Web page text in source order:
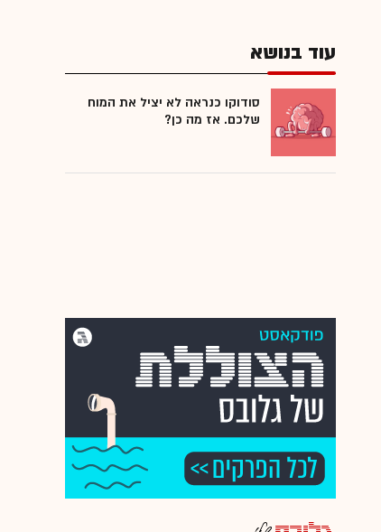
עוד בנושא
סודוקו כנראה לא יציל את המוח
שלכם. אז מה כן?